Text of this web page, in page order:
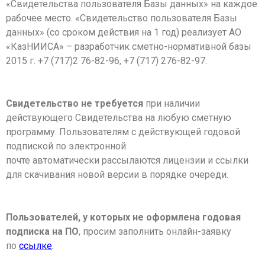
«Свидетельства пользователя Базы данных» на каждое
рабочее место. «Свидетельство пользователя Базы
данных» (со сроком действия на 1 год) реализует АО
«КазНИИСА» – разработчик сметно-нормативной базы
2015 г. +7 (717)2 76-82-96, +7 (717) 276-82-97.
Свидетельство не требуется при наличии
действующего Свидетельства на любую сметную
программу. Пользователям с действующей годовой
подпиской по электронной
почте автоматически рассылаются лицензии и ссылки
для скачивания новой версии в порядке очереди.
Пользователей, у которых не оформлена годовая
подписка на ПО, просим заполнить онлайн-заявку
по ссылке.